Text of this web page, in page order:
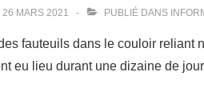
26 MARS 2021 PUBLIÉ DANS
fauteuils dans le couloir reliant
eu lieu durant une dizaine de